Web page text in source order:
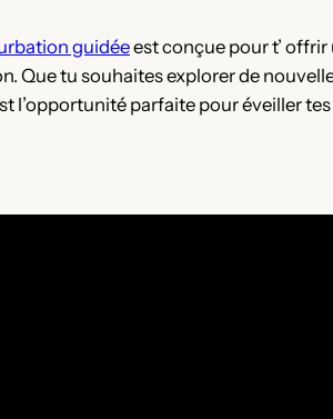
guidéeest conçue pour t’ offrir
Que tu souhaites explorer de
l’opportunité parfaite pour éveiller tes